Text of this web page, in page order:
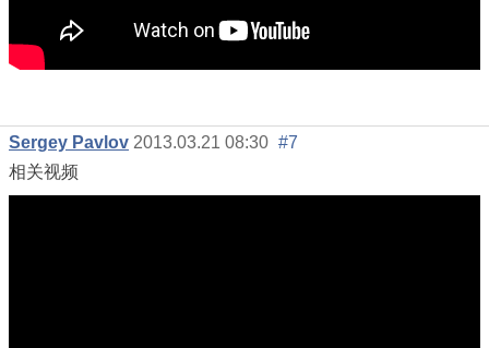
Sergey Pavlov 2013.03.21 08:30 #7
相关视频